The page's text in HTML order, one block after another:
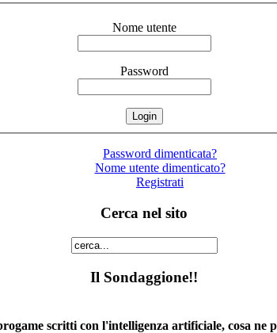
Nome utente
Password
Password dimenticata?
Nome utente dimenticato?
Registrati
Cerca nel sito
Il Sondaggione!!
scritti con l'intelligenza artificiale, cosa ne